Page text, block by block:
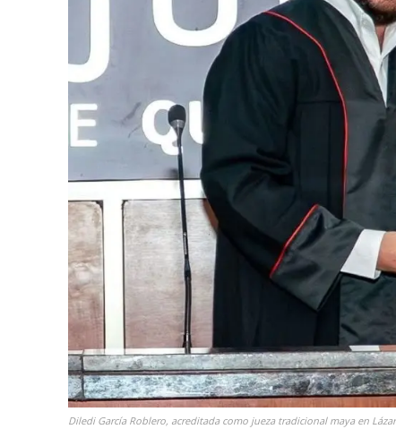
Diledi García Roblero, acreditada como jueza tradicional maya en